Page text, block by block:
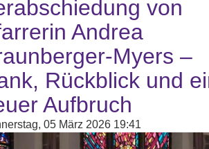
von
Andrea
Myers –
Rückblick und
Aufbruch
05 März 2026 19:41